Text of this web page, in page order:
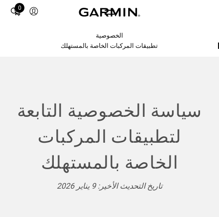
0
Total
items
الخصوصية
تطبيقات المركبات الخاصة بالمستهلك
سياسة الخصوصية التابعة
لتطبيقات المركبات
الخاصة بالمستهلك
تاريخ التحديث الأخير: 9 يناير 2026